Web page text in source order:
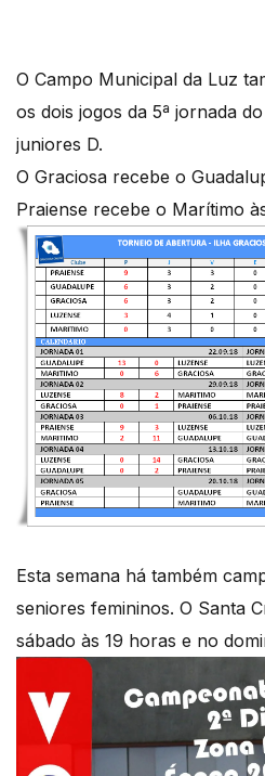
O Campo Municipal da Luz
os dois jogos da 5ª jornada
juniores D.
O Graciosa recebe o
Praiense recebe o Marítimo
Esta semana há também
seniores femininos. O Santa
sábado às 19 horas e no